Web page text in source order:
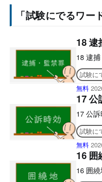
「試験にでるワ
18 逮
18 逮
試験に
無料
17 公
17 公
試験に
無料
16 囲
16 囲